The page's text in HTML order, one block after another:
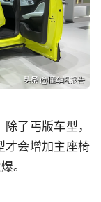
了丐版车型，
才会增加主座椅
。